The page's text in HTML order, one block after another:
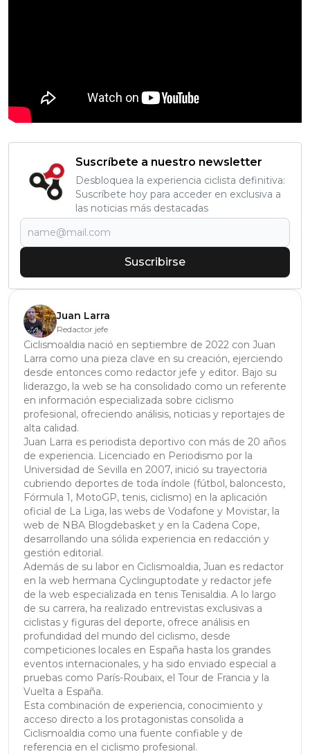
Suscríbete a nuestro newsletter
Desbloquea la experiencia ciclista definitiva:
Suscríbete hoy para acceder en exclusiva a
las noticias más destacadas
Suscribirse
Juan Larra
Redactor jefe
Ciclismoaldia nació en septiembre de 2022 con Juan
Larra como una pieza clave en su creación, ejerciendo
desde entonces como redactor jefe y editor. Bajo su
liderazgo, la web se ha consolidado como un referente
en información especializada sobre ciclismo
profesional, ofreciendo análisis, noticias y reportajes de
alta calidad.
Juan Larra es periodista deportivo con más de 20 años
de experiencia. Licenciado en Periodismo por la
Universidad de Sevilla en 2007, inició su trayectoria
cubriendo deportes de toda índole (fútbol, baloncesto,
Fórmula 1, MotoGP, tenis, ciclismo) en la aplicación
oficial de La Liga, las webs de Vodafone y Movistar, la
web de NBA Blogdebasket y en la Cadena Cope,
desarrollando una sólida experiencia en redacción y
gestión editorial.
Además de su labor en Ciclismoaldia, Juan es redactor
en la web hermana Cyclinguptodate y redactor jefe
de la web especializada en tenis Tenisaldia. A lo largo
de su carrera, ha realizado entrevistas exclusivas a
ciclistas y figuras del deporte, ofrece análisis en
profundidad del mundo del ciclismo, desde
competiciones locales en España hasta los grandes
eventos internacionales, y ha sido enviado especial a
pruebas como París-Roubaix, el Tour de Francia y la
Vuelta a España.
Esta combinación de experiencia, conocimiento y
acceso directo a los protagonistas consolida a
Ciclismoaldia como una fuente confiable y de
referencia en el ciclismo profesional.